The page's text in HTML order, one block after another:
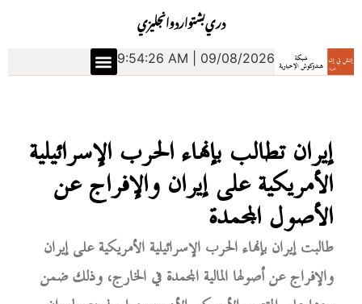
انجليزياردوبشتودري
9:54:26 AM | 09/08/2026
إيران تطالب بإنهاء الحرب الإسرائيلية
الأمريكية على إيران والإفراج عن
الأصول المجمدة
طالبت إيران بإنهاء الحرب الإسرائيلية الأمريكية على إيران
والإفراج عن أصولها المالية المجمدة في الخارج، وذلك ضمن